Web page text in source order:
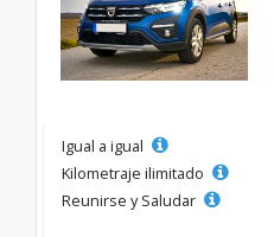
Igual a igual
Kilometraje ilimitado
Reunirse y Saludar